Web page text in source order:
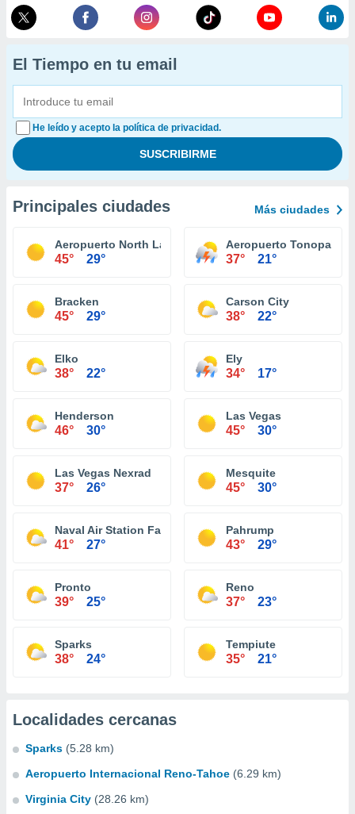
El Tiempo en tu email
He leído y acepto la política de privacidad.
Principales ciudades Más ciudades
Aeropuerto North Las Vegas
45° 29°
Aeropuerto Tonopah
37° 21°
Bracken
45° 29°
Carson City
38° 22°
Elko
38° 22°
Ely
34° 17°
Henderson
46° 30°
Las Vegas
45° 30°
Las Vegas Nexrad
37° 26°
Mesquite
45° 30°
Naval Air Station Fallon
41° 27°
Pahrump
43° 29°
Pronto
39° 25°
Reno
37° 23°
Sparks
38° 24°
Tempiute
35° 21°
Localidades cercanas
Sparks (5.28 km)
Aeropuerto Internacional Reno-Tahoe (6.29 km)
Virginia City (28.26 km)